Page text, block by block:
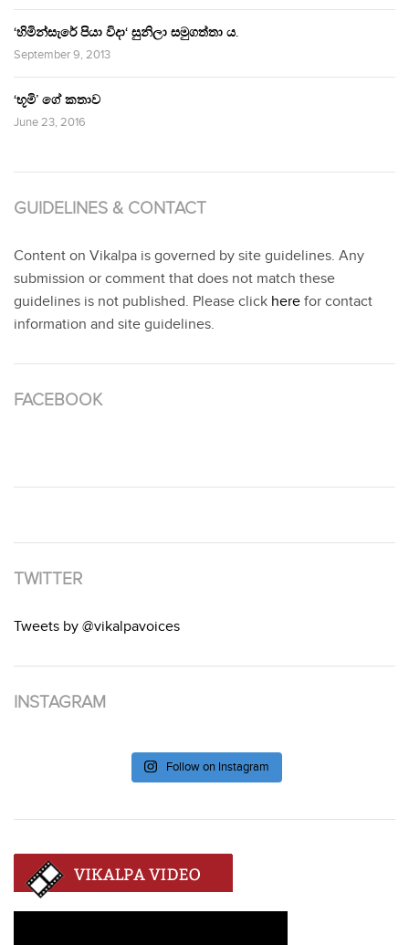
‘හිමින්සැරේ පියා විදා‘ සුනිලා සමුගත්තා ය.
September 9, 2013
‘භූමි’ ගේ කතාව
June 23, 2016
GUIDELINES & CONTACT
Content on Vikalpa is governed by site guidelines. Any
submission or comment that does not match these
guidelines is not published. Please click here for contact
information and site guidelines.
FACEBOOK
TWITTER
Tweets by @vikalpavoices
INSTAGRAM
Follow on Instagram